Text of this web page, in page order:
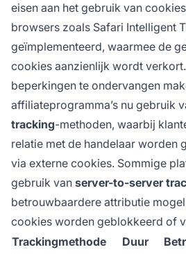
eisen aan het gebruik van
browsers zoals Safari Intelligent
geïmplementeerd, waarmee de
cookies aanzienlijk wordt
beperkingen te ondervangen
affiliateprogramma’s nu gebruik
tracking-methoden, waarbij
relatie met de handelaar worden
via externe cookies. Sommige
gebruik van server-to-server
betrouwbaardere attributie
cookies worden geblokkeerd of
Trackingmethode
Duur